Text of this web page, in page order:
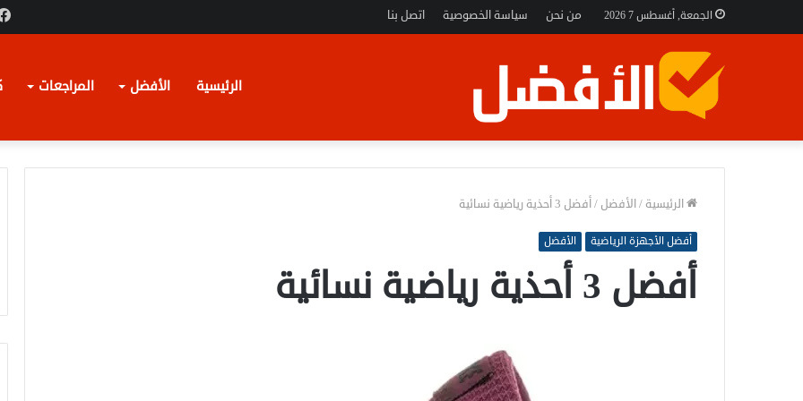
الجمعة, أغسطس 7 2026 من نحن سياسة الخصوصية اتصل بنا
الرئيسية الأفضل المراجعات
الرئيسية /الأفضل /أفضل 3 أحذية رياضية نسائية
أفضل الأجهزة الرياضية الأفضل
أفضل 3 أحذية رياضية نسائية